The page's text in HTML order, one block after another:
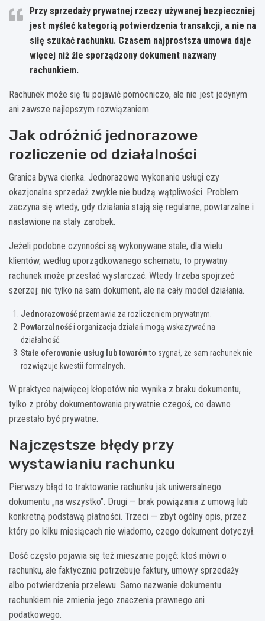
Przy sprzedaży prywatnej rzeczy używanej bezpieczniej
jest myśleć kategorią potwierdzenia transakcji, a nie na
siłę szukać rachunku. Czasem najprostsza umowa daje
więcej niż źle sporządzony dokument nazwany
rachunkiem.
Rachunek może się tu pojawić pomocniczo, ale nie jest jedynym
ani zawsze najlepszym rozwiązaniem.
Jak odróżnić jednorazowe
rozliczenie od działalności
Granica bywa cienka. Jednorazowe wykonanie usługi czy
okazjonalna sprzedaż zwykle nie budzą wątpliwości. Problem
zaczyna się wtedy, gdy działania stają się regularne, powtarzalne i
nastawione na stały zarobek.
Jeżeli podobne czynności są wykonywane stale, dla wielu
klientów, według uporządkowanego schematu, to prywatny
rachunek może przestać wystarczać. Wtedy trzeba spojrzeć
szerzej: nie tylko na sam dokument, ale na cały model działania.
Jednorazowośćprzemawia za rozliczeniem prywatnym.
Powtarzalnośći organizacja działań mogą wskazywać na
działalność.
Stałe oferowanie usług lub towarówto sygnał, że sam rachunek nie
rozwiązuje kwestii formalnych.
W praktyce najwięcej kłopotów nie wynika z braku dokumentu,
tylko z próby dokumentowania prywatnie czegoś, co dawno
przestało być prywatne.
Najczęstsze błędy przy
wystawianiu rachunku
Pierwszy błąd to traktowanie rachunku jak uniwersalnego
dokumentu „na wszystko”. Drugi — brak powiązania z umową lub
konkretną podstawą płatności. Trzeci — zbyt ogólny opis, przez
który po kilku miesiącach nie wiadomo, czego dokument dotyczył.
Dość często pojawia się też mieszanie pojęć: ktoś mówi o
rachunku, ale faktycznie potrzebuje faktury, umowy sprzedaży
albo potwierdzenia przelewu. Samo nazwanie dokumentu
rachunkiem nie zmienia jego znaczenia prawnego ani
podatkowego.